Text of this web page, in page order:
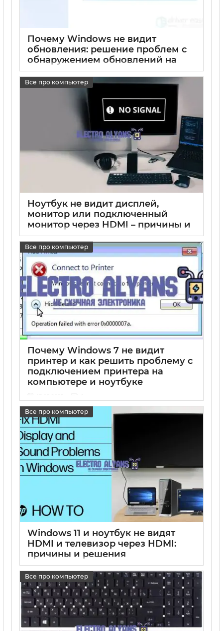
Почему Windows не видит
обновления: решение проблем с
обнаружением обновлений на
компьютере
17 05 2025 0
Все про компьютер
Ноутбук не видит дисплей,
монитор или подключенный
монитор через HDMI – причины и
решения
17 05 2025 0
Все про компьютер
Почему Windows 7 не видит
принтер и как решить проблему с
подключением принтера на
компьютере и ноутбуке
Все про компьютер
Windows 11 и ноутбук не видят
HDMI и телевизор через HDMI:
причины и решения
Все про компьютер